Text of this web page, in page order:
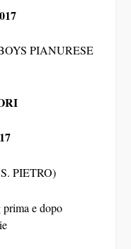
PIANURESE
PIETRO)
e dopo